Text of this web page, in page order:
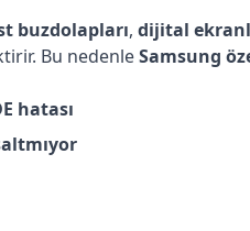
buzdolapları, dijital
Bu nedenleSamsung
hatası